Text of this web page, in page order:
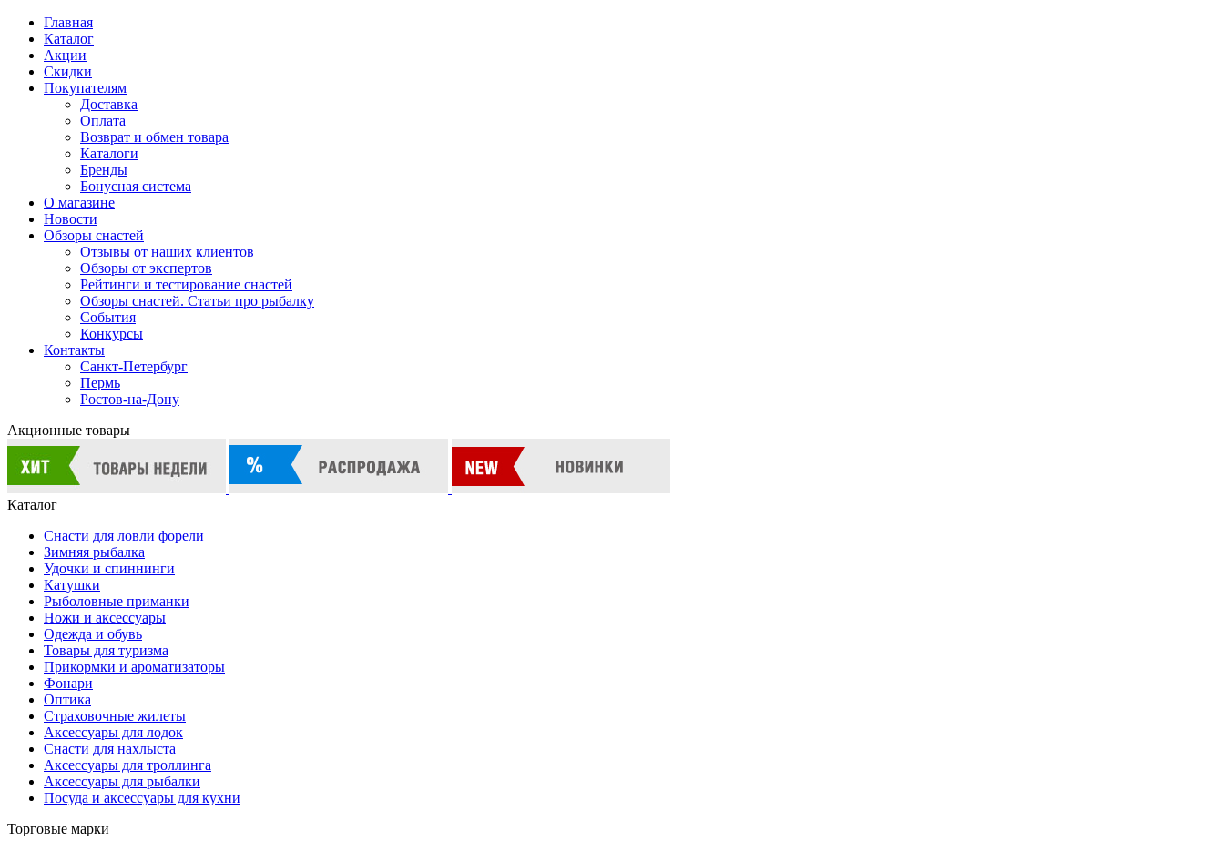
Главная
Каталог
Акции
Скидки
Покупателям
Доставка
Оплата
Возврат и обмен товара
Каталоги
Бренды
Бонусная система
О магазине
Новости
Обзоры снастей
Отзывы от наших клиентов
Обзоры от экспертов
Рейтинги и тестирование снастей
Обзоры снастей. Статьи про рыбалку
События
Конкурсы
Контакты
Санкт-Петербург
Пермь
Ростов-на-Дону
Акционные товары
Каталог
Снасти для ловли форели
Зимняя рыбалка
Удочки и спиннинги
Катушки
Рыболовные приманки
Ножи и аксессуары
Одежда и обувь
Товары для туризма
Прикормки и ароматизаторы
Фонари
Оптика
Страховочные жилеты
Аксессуары для лодок
Снасти для нахлыста
Аксессуары для троллинга
Аксессуары для рыбалки
Посуда и аксессуары для кухни
Торговые марки